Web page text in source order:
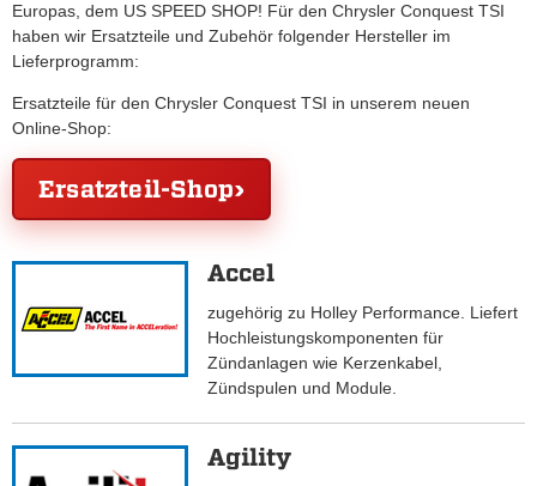
Europas, dem US SPEED SHOP! Für den Chrysler Conquest TSI
haben wir Ersatzteile und Zubehör folgender Hersteller im
Lieferprogramm:
Ersatzteile für den Chrysler Conquest TSI in unserem neuen
Online-Shop:
Ersatzteil-Shop
Accel
zugehörig zu Holley Performance. Liefert
Hochleistungskomponenten für
Zündanlagen wie Kerzenkabel,
Zündspulen und Module.
Agility